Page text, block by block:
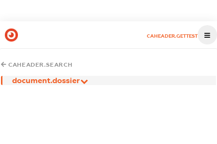
CAHEADER.GETTEST
CAHEADER.SEARCH
document.dossier